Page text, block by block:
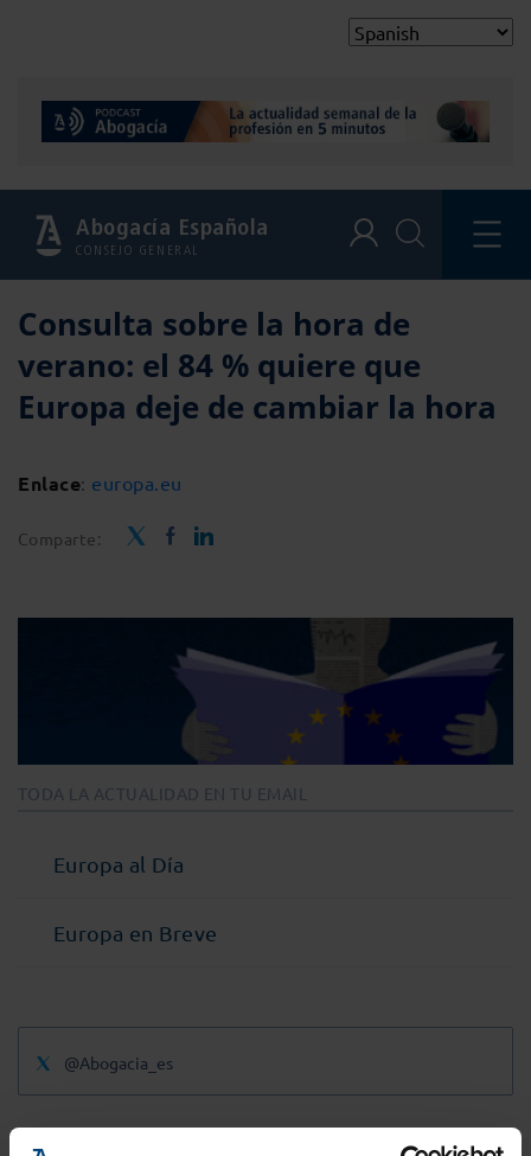
Abogacía Española
CONSEJO GENERAL
Consulta sobre la hora de
verano: el 84 % quiere que
Europa deje de cambiar la hora
Enlace: europa.eu
Comparte:
TODA LA ACTUALIDAD EN TU EMAIL
Europa al Día
Europa en Breve
@Abogacia_es